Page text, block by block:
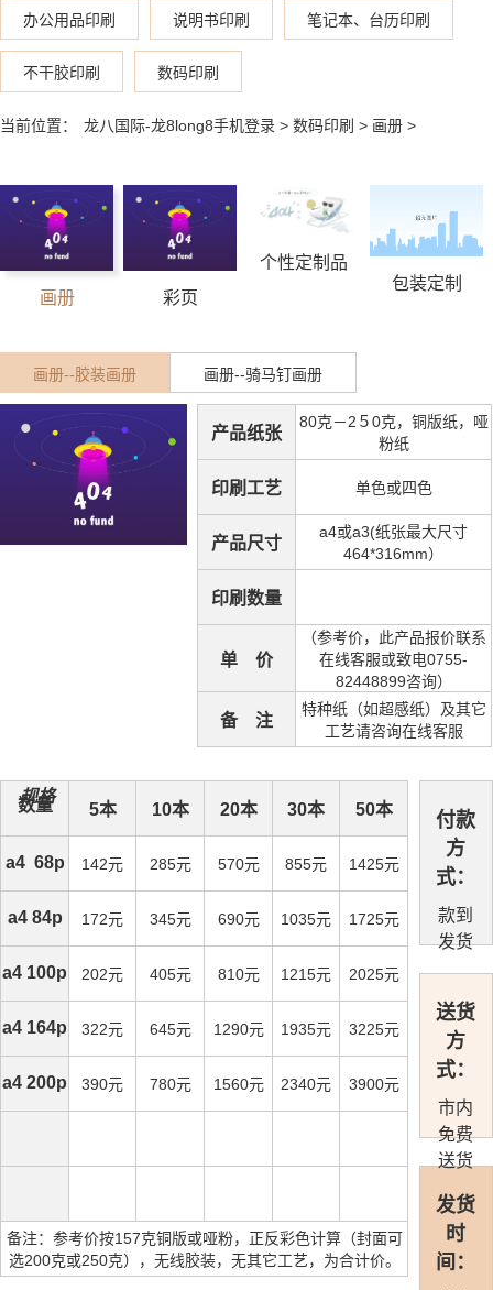
办公用品印刷 说明书印刷 笔记本、台历印刷
不干胶印刷 数码印刷
当前位置： 龙八国际-龙8long8手机登录 > 数码印刷 > 画册 >
画册 彩页
个性定制品
包装定制
画册--胶装画册 画册--骑马钉画册
产品纸张
80克－2５0克，铜版纸，哑
粉纸
印刷工艺 单色或四色
产品尺寸
a4或a3(纸张最大尺寸
464*316mm）
印刷数量
单 价
（参考价，此产品报价联系
在线客服或致电0755-
82448899咨询）
备 注
特种纸（如超感纸）及其它
工艺请咨询在线客服
数量
规格
5本 10本 20本 30本 50本
a4 68p 142元 285元 570元 855元 1425元
a4 84p 172元 345元 690元 1035元 1725元
a4 100p 202元 405元 810元 1215元 2025元
a4 164p 322元 645元 1290元 1935元 3225元
a4 200p 390元 780元 1560元 2340元 3900元
备注：参考价按157克铜版或哑粉，正反彩色计算（封面可
选200克或250克），无线胶装，无其它工艺，为合计价。
付款
方
式：
款到
发货
送货
方
式：
市内
免费
送货
发货
时
间：